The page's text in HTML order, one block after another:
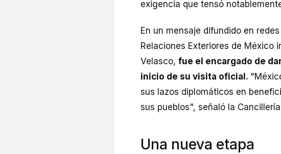
exigencia que tensó
En un mensaje difundido en
Relaciones Exteriores de México
Velasco, fue el encargado de
inicio de su visita oficial.
sus lazos diplomáticos en
sus pueblos", señaló la
Una nueva etapa